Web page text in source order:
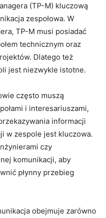
(TP-M) kluczową
zespołowa. W
TP-M musi ⁣posiadać
technicznym oraz
Dlatego ‌też
jest niezwykle istotne.
często muszą
i interesariuszami,
⁣informacji
w‍ zespole jest⁢ kluczowa.
czy
komunikacji, aby
płynny ‍przebieg​
obejmuje​ zarówno